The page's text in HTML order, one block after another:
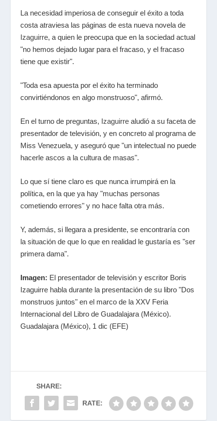
La necesidad imperiosa de conseguir el éxito a toda
costa atraviesa las páginas de esta nueva novela de
Izaguirre, a quien le preocupa que en la sociedad actual
"no hemos dejado lugar para el fracaso, y el fracaso
tiene que existir".
"Toda esa apuesta por el éxito ha terminado
convirtiéndonos en algo monstruoso", afirmó.
En el turno de preguntas, Izaguirre aludió a su faceta de
presentador de televisión, y en concreto al programa de
Miss Venezuela, y aseguró que "un intelectual no puede
hacerle ascos a la cultura de masas".
Lo que sí tiene claro es que nunca irrumpirá en la
política, en la que ya hay "muchas personas
cometiendo errores" y no hace falta otra más.
Y, además, si llegara a presidente, se encontraría con
la situación de que lo que en realidad le gustaría es "ser
primera dama".
Imagen: El presentador de televisión y escritor Boris
Izaguirre habla durante la presentación de su libro "Dos
monstruos juntos" en el marco de la XXV Feria
Internacional del Libro de Guadalajara (México).
Guadalajara (México), 1 dic (EFE)
SHARE:
RATE: